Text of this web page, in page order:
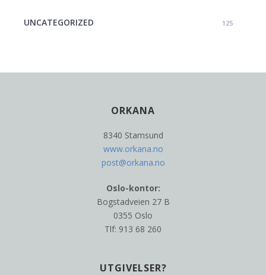
UNCATEGORIZED 125
ORKANA
8340 Stamsund
www.orkana.no
post@orkana.no
Oslo-kontor:
Bogstadveien 27 B
0355 Oslo
Tlf: 913 68 260
UTGIVELSER?